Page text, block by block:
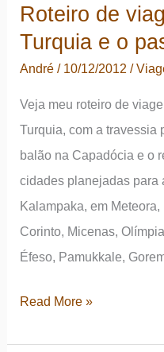
2
da
viagem:
Atenas,
Grécia
Roteiro de
Turquia e o
André/ 10/12/2012/
Veja meu roteiro de
Turquia, com a travessia
balão na Capadócia e o
cidades planejadas para
Kalampaka, em
Corinto, Micenas,
Éfeso, Pamukkale,
Roteiro
Read More »